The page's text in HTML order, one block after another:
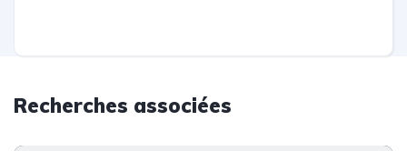
Recherches associées